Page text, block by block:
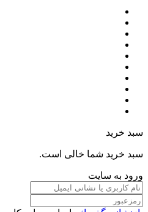
سبد خرید
سبد خرید شما خالی است.
ورود به سایت